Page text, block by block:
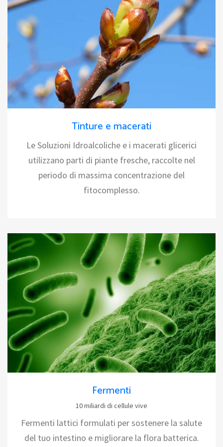
Tinture e macerati
Le Soluzioni Idroalcoliche e i macerati glicerici
utilizzano parti di piante fresche, raccolte nel
periodo di massima concentrazione del
fitocomplesso.
Fermenti
10 miliardi di cellule vive
Fermenti lattici formulati per sostenere la salute
del tuo intestino e migliorare la flora batterica.